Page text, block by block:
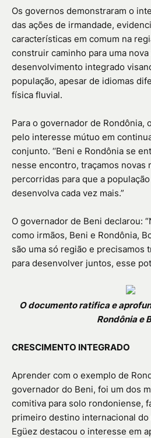
Os governos demonstraram o
das ações de irmandade,
características em comum na
construir caminho para uma nova
desenvolvimento integrado
população, apesar de idiomas
física fluvial.
Para o governador de Rondônia,
pelo interesse mútuo em
conjunto. ‘‘Beni e Rondônia se
nesse encontro, traçamos novas
percorridas para que a
desenvolva cada vez mais.”
O governador de Beni declarou:
como irmãos, Beni e Rondônia,
são uma só região e precisamos
para desenvolver juntos, esse
O documento ratifica e
Rondônia e
CRESCIMENTO INTEGRADO
Aprender com o exemplo de
governador do Beni, foi um dos
comitiva para solo rondoniense,
primeiro destino internacional
Egüez destacou o interesse em